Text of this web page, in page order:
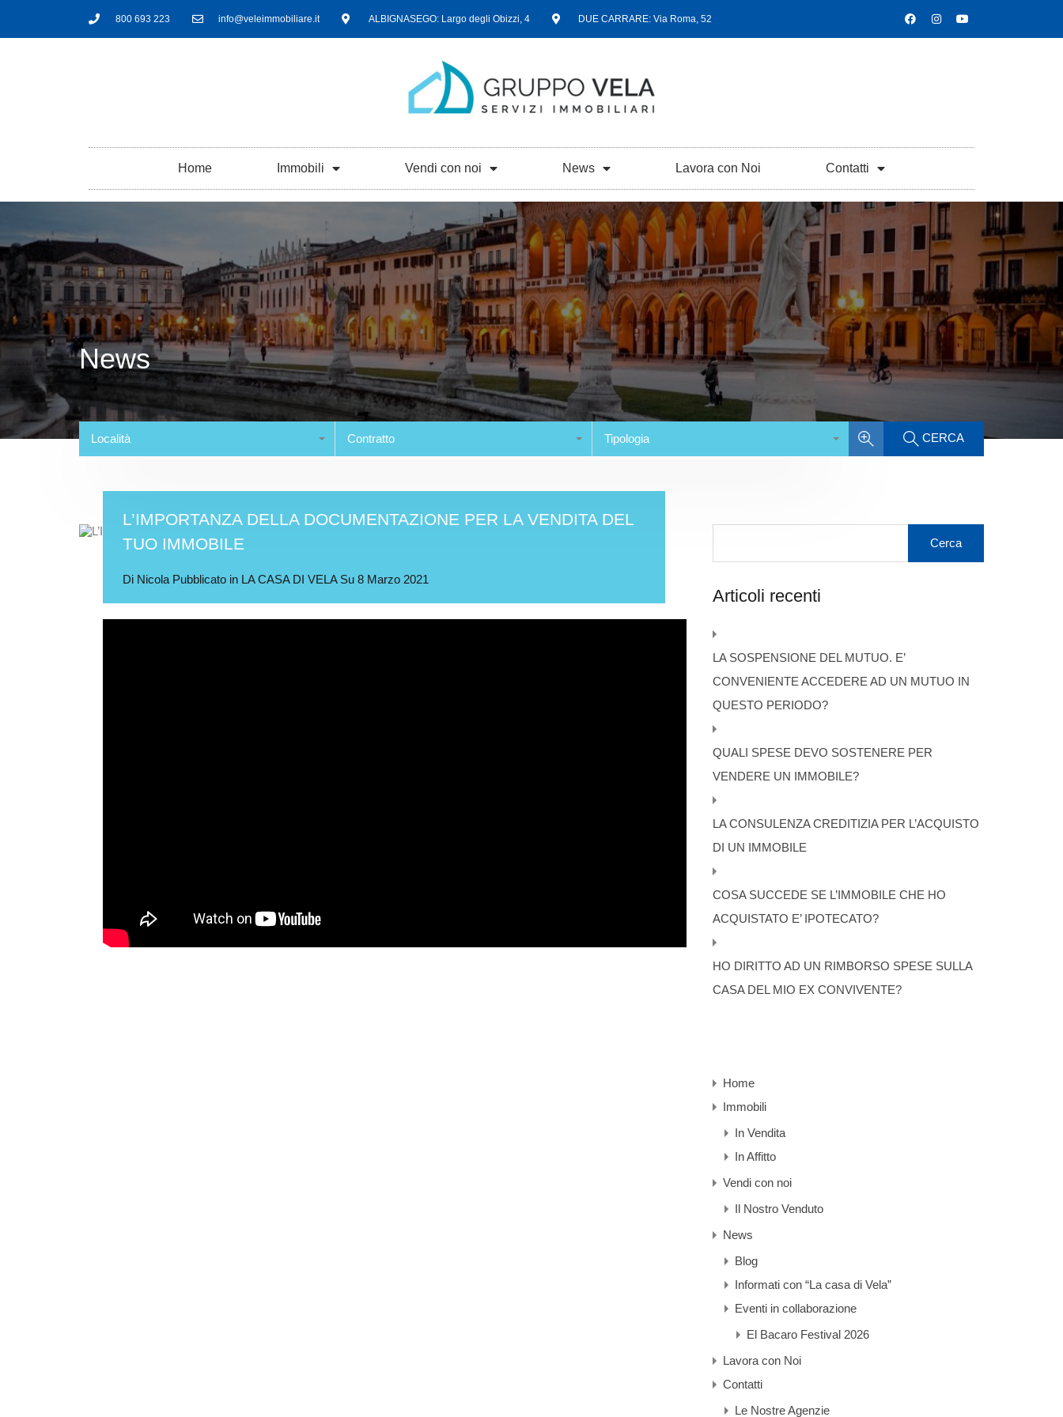
800 693 223 info@veleimmobiliare.it ALBIGNASEGO: Largo degli Obizzi, 4 DUE CARRARE: Via Roma, 52
Home Immobili Vendi con noi News Lavora con Noi Contatti
News
Località Contratto Tipologia CERCA
L’IMPORTANZA DELLA DOCUMENTAZIONE PER LA VENDITA DEL
TUO IMMOBILE
Di Nicola Pubblicato in LA CASA DI VELASu 8 Marzo 2021
Articoli recenti
LA SOSPENSIONE DEL MUTUO. E’
CONVENIENTE ACCEDERE AD UN MUTUO IN
QUESTO PERIODO?
QUALI SPESE DEVO SOSTENERE PER
VENDERE UN IMMOBILE?
LA CONSULENZA CREDITIZIA PER L’ACQUISTO
DI UN IMMOBILE
COSA SUCCEDE SE L’IMMOBILE CHE HO
ACQUISTATO E’ IPOTECATO?
HO DIRITTO AD UN RIMBORSO SPESE SULLA
CASA DEL MIO EX CONVIVENTE?
Home
Immobili
In Vendita
In Affitto
Vendi con noi
Il Nostro Venduto
News
Blog
Informati con “La casa di Vela”
Eventi in collaborazione
El Bacaro Festival 2026
Lavora con Noi
Contatti
Le Nostre Agenzie